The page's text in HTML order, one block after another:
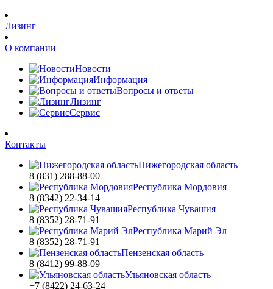
Лизинг
О компании
Новости
Информация
Вопросы и ответы
Лизинг
Сервис
Контакты
Нижегородская область
8 (831) 288-88-00
Республика Мордовия
8 (8342) 22-34-14
Республика Чувашия
8 (8352) 28-71-91
Республика Марий Эл
8 (8352) 28-71-91
Пензенская область
8 (8412) 99-88-09
Ульяновская область
+7 (8422) 24-63-24